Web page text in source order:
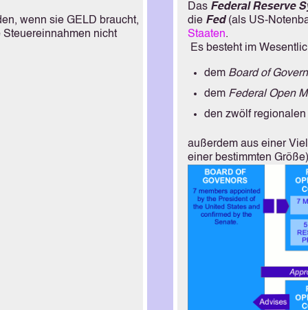
wenn sie GELD braucht,
Steuereinnahmen nicht
Das Federal Reserve
die Fed(als US-
Staaten.
Es besteht im
dem Board of
dem Federal Open
den zwölf
außerdem aus einer
einer bestimmten